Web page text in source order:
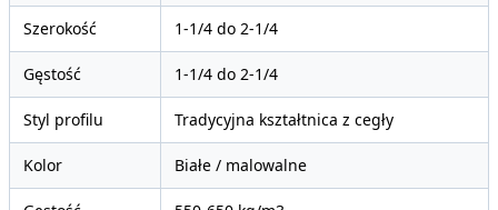
Szerokość 1-1/4 do 2-1/4
Gęstość 1-1/4 do 2-1/4
Styl profilu Tradycyjna kształtnica z cegły
Kolor Białe / malowalne